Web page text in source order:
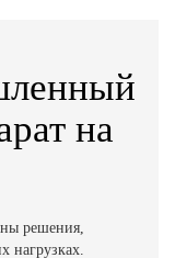
на
решения,
нагрузках.